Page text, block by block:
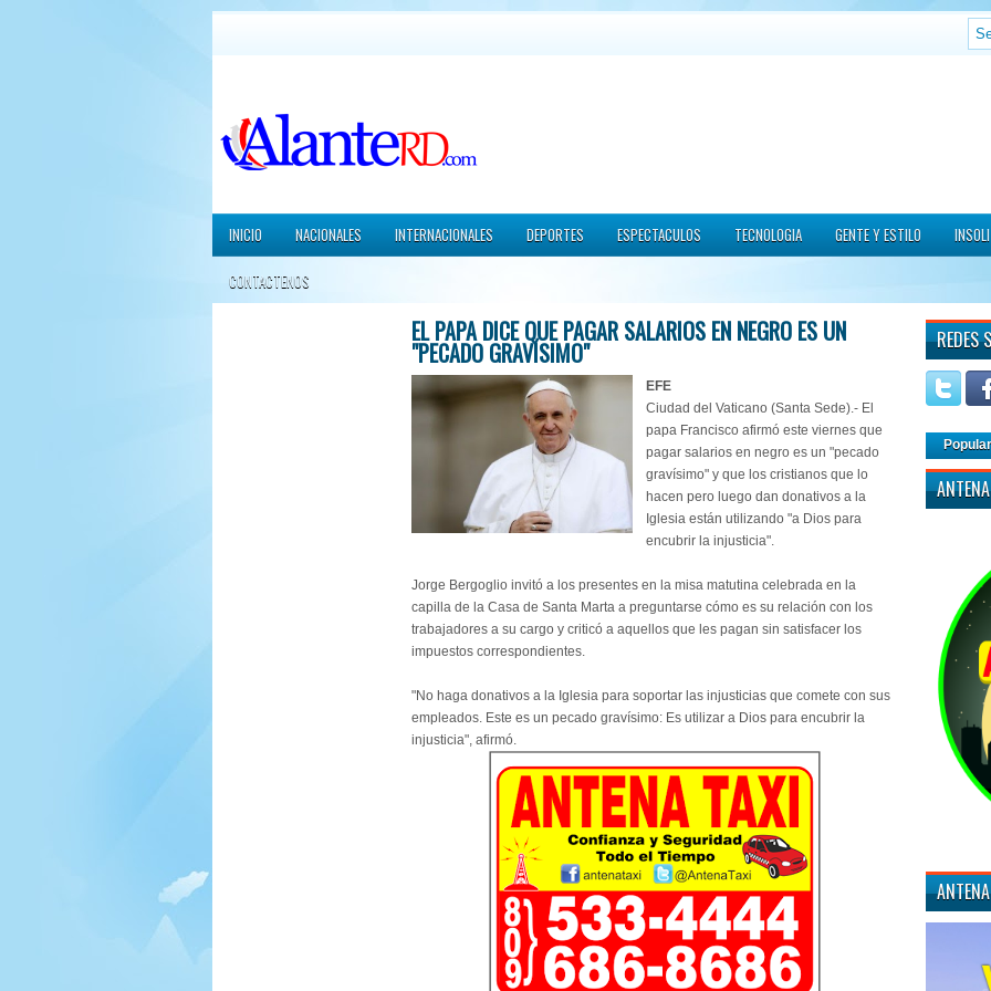
INICIO NACIONALES INTERNACIONALES DEPORTES ESPECTACULOS TECNOLOGIA GENTE Y ESTILO
CONTACTENOS
EL PAPA DICE QUE PAGAR SALARIOS EN NEGRO ES UN
"PECADO GRAVÍSIMO"
EFE
Ciudad del Vaticano (Santa Sede).- El
papa Francisco afirmó este viernes que
pagar salarios en negro es un "pecado
gravísimo" y que los cristianos que lo
hacen pero luego dan donativos a la
Iglesia están utilizando "a Dios para
encubrir la injusticia".
Jorge Bergoglio invitó a los presentes en la misa matutina celebrada en la
capilla de la Casa de Santa Marta a preguntarse cómo es su relación con los
trabajadores a su cargo y criticó a aquellos que les pagan sin satisfacer los
impuestos correspondientes.
"No haga donativos a la Iglesia para soportar las injusticias que comete con sus
empleados. Este es un pecado gravísimo: Es utilizar a Dios para encubrir la
injusticia", afirmó.
REDES
Popular